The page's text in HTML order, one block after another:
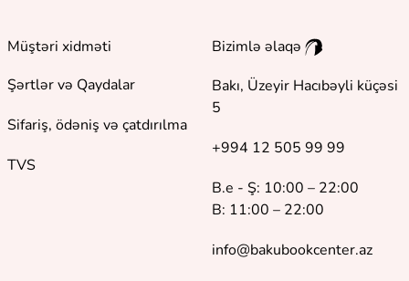
Müştəri xidməti
Şərtlər və Qaydalar
Sifariş, ödəniş və çatdırılma
TVS
Bizimlə əlaqə
Bakı, Üzeyir Hacıbəyli küçəsi
5
+994 12 505 99 99
B.e - Ş: 10:00 – 22:00
B: 11:00 – 22:00
info@bakubookcenter.az